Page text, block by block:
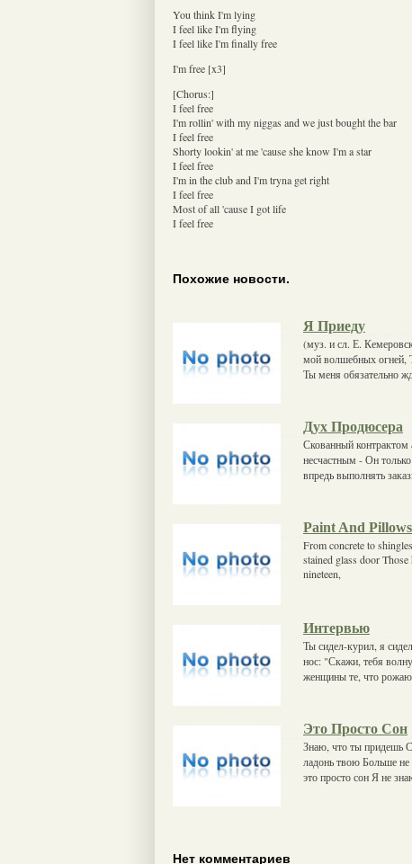
You think I'm lying
I feel like I'm flying
I feel like I'm finally free
I'm free [x3]
[Chorus:]
I feel free
I'm rollin' with my niggas and we just bought the bar
I feel free
Shorty lookin' at me 'cause she know I'm a star
I feel free
I'm in the club and I'm tryna get right
I feel free
Most of all 'cause I got life
I feel free
Похожие новости.
Я Приеду
(муз. и сл. Е.
мой волшебных
Ты меня обязательно
Дух Продюсера
Скованный контрактом
несчастным - Он
впредь выполнять
Paint And Pillows
From concrete to
stained glass door
nineteen,
Интервью
Ты сидел-курил, я
нос: "Скажи, тебя
женщины те, что
Это Просто Сон
Знаю, что ты придешь
ладонь твою Больше
это просто сон Я не
Нет комментариев